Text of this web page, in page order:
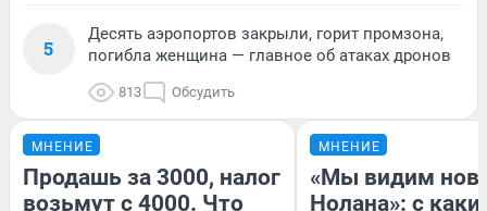
5
Десять аэропортов закрыли, горит промзона,
погибла женщина — главное об атаках дронов
813 Обсудить
МНЕНИЕ
Продашь за 3000, налог
возьмут с 4000. Что
МНЕНИЕ
«Мы видим
Нолана»: с